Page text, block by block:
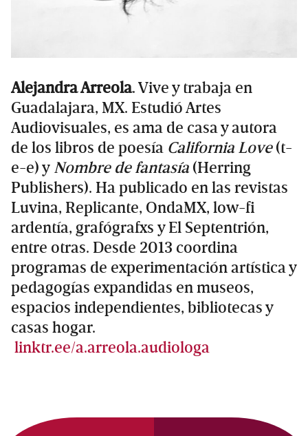
Alejandra Arreola. Vive y trabaja en
Guadalajara, MX. Estudió Artes
Audiovisuales, es ama de casa y autora
de los libros de poesía California Love(t-
e-e) y Nombre de fantasía (Herring
Publishers). Ha publicado en las revistas
Luvina, Replicante, OndaMX, low-fi
ardentía, grafógrafxs y El Septentrión,
entre otras. Desde 2013 coordina
programas de experimentación artística y
pedagogías expandidas en museos,
espacios independientes, bibliotecas y
casas hogar.
linktr.ee/a.arreola.audiologa
Primary
Sidebar